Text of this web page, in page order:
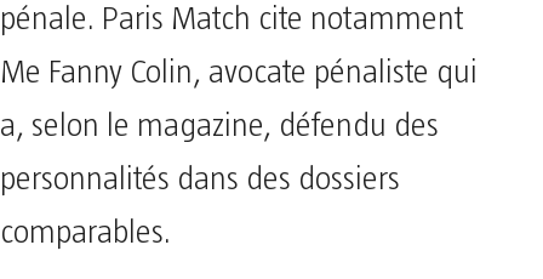
pénale. Paris Match cite notamment
Me Fanny Colin, avocate pénaliste qui
a, selon le magazine, défendu des
personnalités dans des dossiers
comparables.